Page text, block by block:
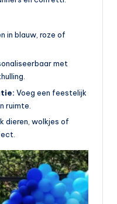
in blauw, roze of
met
Voeg een feestelijk
ruimte.
dieren, wolkjes of